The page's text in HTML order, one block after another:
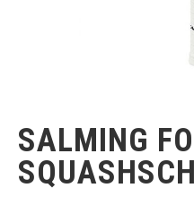
Bildgalerie
springen
SALMING